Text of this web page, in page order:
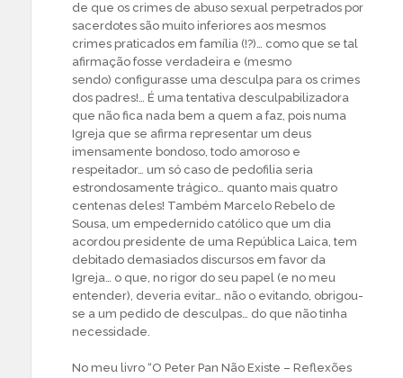
de que os crimes de abuso sexual perpetrados por
sacerdotes são muito inferiores aos mesmos
crimes praticados em família (!?)… como que se tal
afirmação fosse verdadeira e (mesmo
sendo) configurasse uma desculpa para os crimes
dos padres!… É uma tentativa desculpabilizadora
que não fica nada bem a quem a faz, pois numa
Igreja que se afirma representar um deus
imensamente bondoso, todo amoroso e
respeitador… um só caso de pedofilia seria
estrondosamente trágico… quanto mais quatro
centenas deles! Também Marcelo Rebelo de
Sousa, um empedernido católico que um dia
acordou presidente de uma República Laica, tem
debitado demasiados discursos em favor da
Igreja… o que, no rigor do seu papel (e no meu
entender), deveria evitar… não o evitando, obrigou-
se a um pedido de desculpas… do que não tinha
necessidade.
No meu livro “O Peter Pan Não Existe – Reflexões